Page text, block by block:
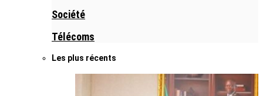
Société
Télécoms
Les plus récents